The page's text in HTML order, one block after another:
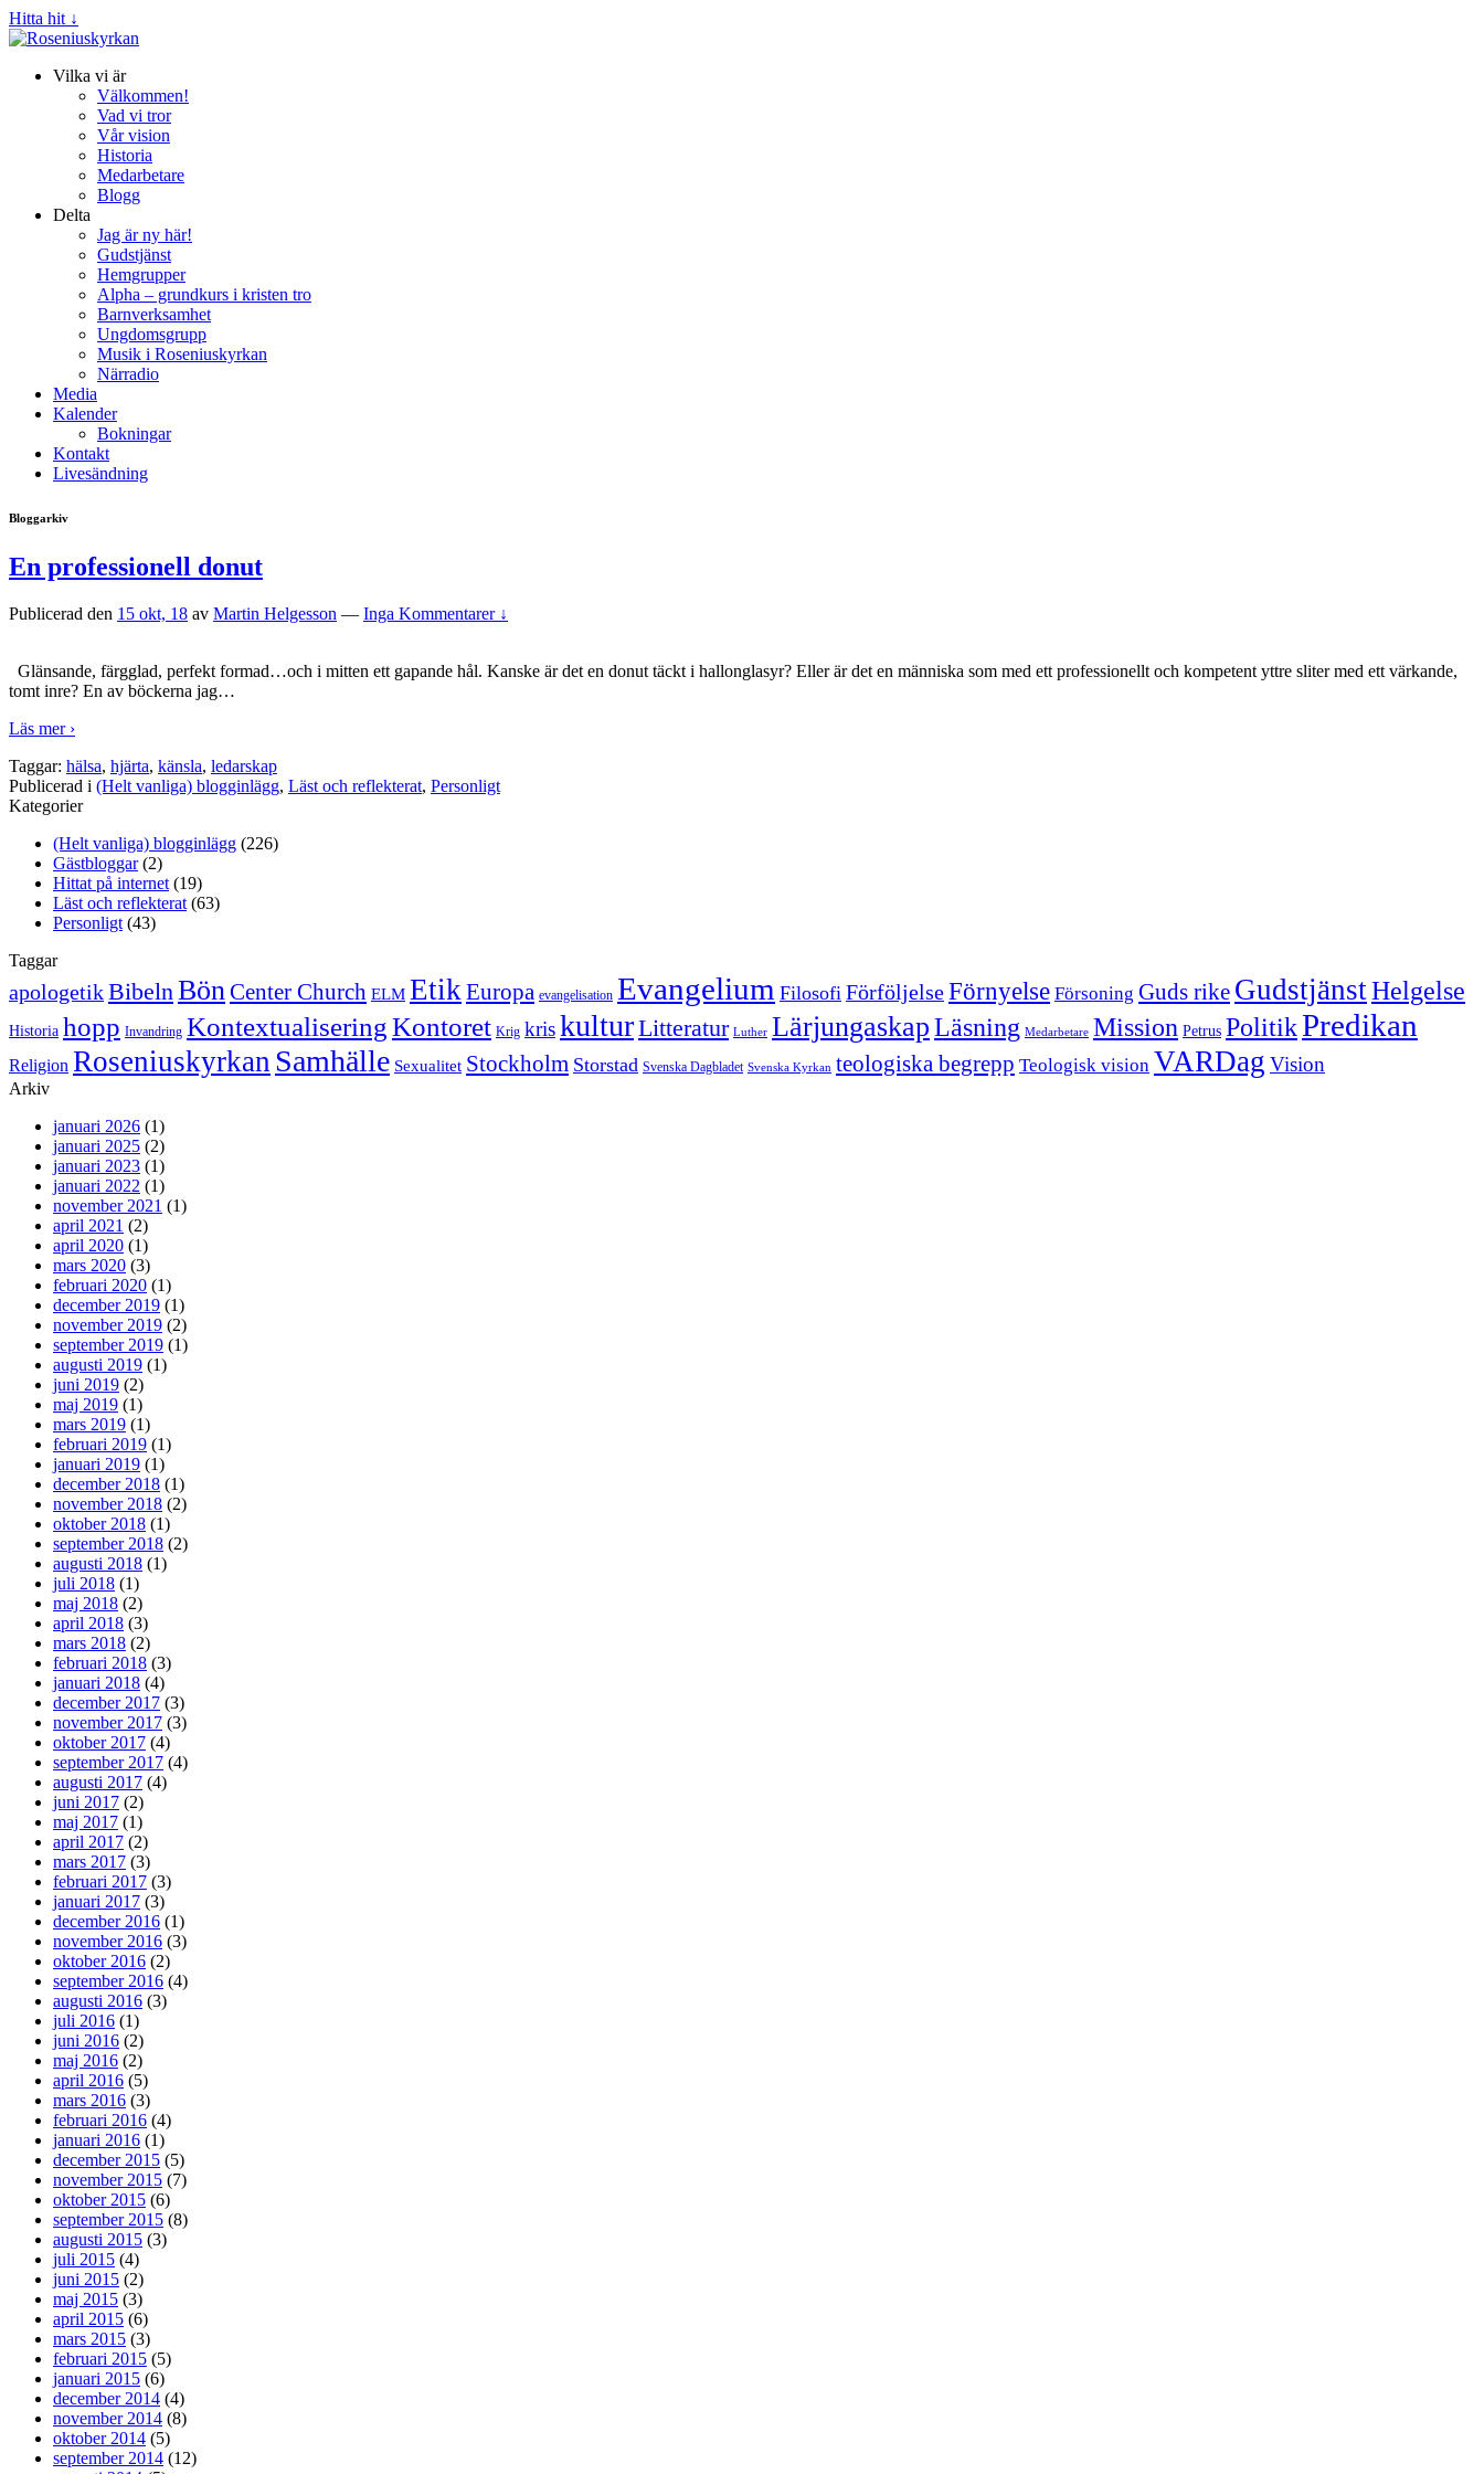
Hitta hit ↓
Vilka vi är
Välkommen!
Vad vi tror
Vår vision
Historia
Medarbetare
Blogg
Delta
Jag är ny här!
Gudstjänst
Hemgrupper
Alpha – grundkurs i kristen tro
Barnverksamhet
Ungdomsgrupp
Musik i Roseniuskyrkan
Närradio
Media
Kalender
Bokningar
Kontakt
Livesändning
Bloggarkiv
En professionell donut
Publicerad den 15 okt, 18 av Martin Helgesson — Inga Kommentarer ↓
Glänsande, färgglad, perfekt formad…och i mitten ett gapande hål. Kanske är det en donut täckt i hallonglasyr? Eller är det en människa som med ett professionellt och kompetent yttre sliter med ett värkande,
tomt inre? En av böckerna jag…
Läs mer ›
Taggar: hälsa, hjärta, känsla, ledarskap
Publicerad i (Helt vanliga) blogginlägg, Läst och reflekterat, Personligt
Kategorier
(Helt vanliga) blogginlägg (226)
Gästbloggar(2)
Hittat på internet (19)
Läst och reflekterat (63)
Personligt (43)
Taggar
apologetikBibeln BönCenter Church ELM Etik Europa evangelisation Evangelium Filosofi FörföljelseFörnyelse Försoning Guds rike GudstjänstHelgelse
Historia hopp Invandring KontextualiseringKontoret Krig kriskulturLitteratur Luther LärjungaskapLäsning Medarbetare Mission Petrus PolitikPredikan
Religion Roseniuskyrkan Samhälle Sexualitet Stockholm Storstad Svenska Dagbladet Svenska Kyrkan teologiska begrepp Teologisk vision VARDag Vision
Arkiv
januari 2026 (1)
januari 2025 (2)
januari 2023 (1)
januari 2022 (1)
november 2021 (1)
april 2021 (2)
april 2020 (1)
mars 2020 (3)
februari 2020 (1)
december 2019 (1)
november 2019 (2)
september 2019 (1)
augusti 2019 (1)
juni 2019 (2)
maj 2019 (1)
mars 2019 (1)
februari 2019 (1)
januari 2019 (1)
december 2018 (1)
november 2018 (2)
oktober 2018 (1)
september 2018 (2)
augusti 2018 (1)
juli 2018 (1)
maj 2018 (2)
april 2018 (3)
mars 2018 (2)
februari 2018 (3)
januari 2018 (4)
december 2017 (3)
november 2017 (3)
oktober 2017 (4)
september 2017 (4)
augusti 2017 (4)
juni 2017 (2)
maj 2017 (1)
april 2017 (2)
mars 2017 (3)
februari 2017 (3)
januari 2017 (3)
december 2016 (1)
november 2016 (3)
oktober 2016 (2)
september 2016 (4)
augusti 2016 (3)
juli 2016 (1)
juni 2016 (2)
maj 2016 (2)
april 2016 (5)
mars 2016 (3)
februari 2016 (4)
januari 2016 (1)
december 2015 (5)
november 2015 (7)
oktober 2015 (6)
september 2015 (8)
augusti 2015 (3)
juli 2015 (4)
juni 2015 (2)
maj 2015 (3)
april 2015 (6)
mars 2015 (3)
februari 2015 (5)
januari 2015 (6)
december 2014 (4)
november 2014 (8)
oktober 2014 (5)
september 2014 (12)